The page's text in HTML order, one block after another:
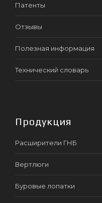
Патенты
Отзывы
Полезная информация
Технический словарь
Продукция
Расширители ГНБ
Вертлюги
Буровые лопатки